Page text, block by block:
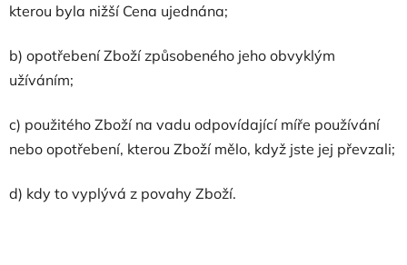
kterou byla nižší Cena ujednána;
b) opotřebení Zboží způsobeného jeho obvyklým
užíváním;
c) použitého Zboží na vadu odpovídající míře používání
nebo opotřebení, kterou Zboží mělo, když jste jej převzali;
d) kdy to vyplývá z povahy Zboží.